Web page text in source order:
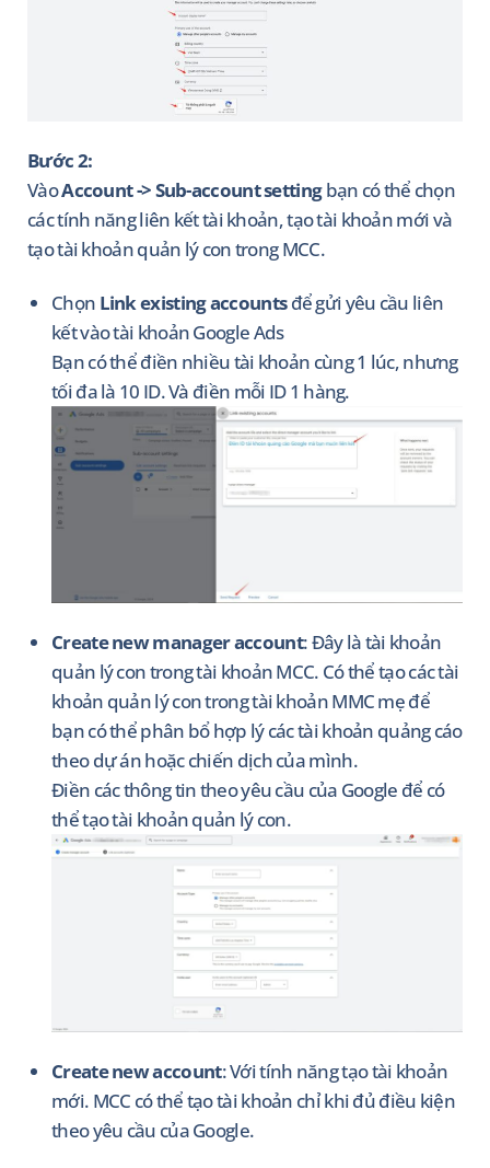
Bước 2:
VàoAccount -> Sub-account settingbạn có thể chọn
các tính năng liên kết tài khoản, tạo tài khoản mới và
tạo tài khoản quản lý con trong MCC.
Chọn Link existing accountsđể gửi yêu cầu liên
kết vào tài khoản Google Ads
Bạn có thể điền nhiều tài khoản cùng 1 lúc, nhưng
tối đa là 10 ID. Và điền mỗi ID 1 hàng.
Create new manager account: Đây là tài khoản
quản lý con trong tài khoản MCC. Có thể tạo các tài
khoản quản lý con trong tài khoản MMC mẹ để
bạn có thể phân bổ hợp lý các tài khoản quảng cáo
theo dự án hoặc chiến dịch của mình.
Điền các thông tin theo yêu cầu của Google để có
thể tạo tài khoản quản lý con.
Create new account: Với tính năng tạo tài khoản
mới. MCC có thể tạo tài khoản chỉ khi đủ điều kiện
theo yêu cầu của Google.